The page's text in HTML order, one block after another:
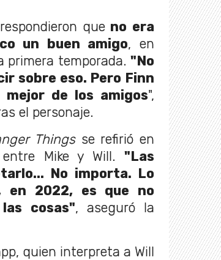
queno era
un buen amigo, en
primera temporada. "No
sobre eso. Pero Finn
de los amigos",
el personaje.
Things se refirió en
Mike y Will. "Las
No importa. Lo
en 2022, es que no
cosas", aseguró la
quien interpreta a Will